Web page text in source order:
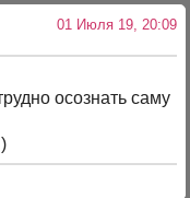
01 Июля 19, 20:09
осознать саму